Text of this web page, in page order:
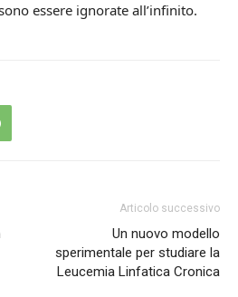
essere ignorate all’infinito.
Articolo successivo
Un nuovo modello
sperimentale per studiare la
Leucemia Linfatica Cronica